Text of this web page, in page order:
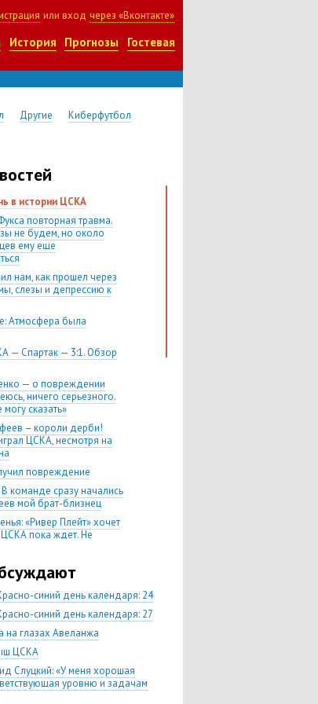
или вход через «Вконтакте»
История Прогнозы Гостевая
Другие Киберфутбол
в истории ЦСКА
повторная травма.
не будем, но около
ему еще
нам, как прошел через
слезы и депрессию к
Атмосфера была
— Спартак — 3:1. Обзор
— о повреждении
ничего серьезного.
сказать»
– короли дерби!
ЦСКА, несмотря на
повреждение
команде сразу начались
мой брат-близнец
«Ривер Плейт» хочет
пока ждет. Не
— ЦСКА — 0:2. Обзор
в РПЛ —
ЦСКА. Гончаренко
в старте
«Если покупаем за
значит, рассчитываем как
сложно заменить,
сегодня это
синий день календаря: 24
синий день календаря: 27
на глазах Авеланжа
ЦСКА
Слуцкий: «У меня хорошая
уровню и задачам